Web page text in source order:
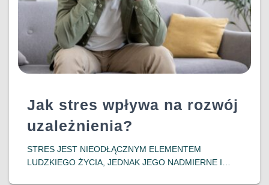
Jak stres wpływa na rozwój
uzależnienia?
​STRES JEST NIEODŁĄCZNYM ELEMENTEM
LUDZKIEGO ŻYCIA, JEDNAK JEGO NADMIERNE I